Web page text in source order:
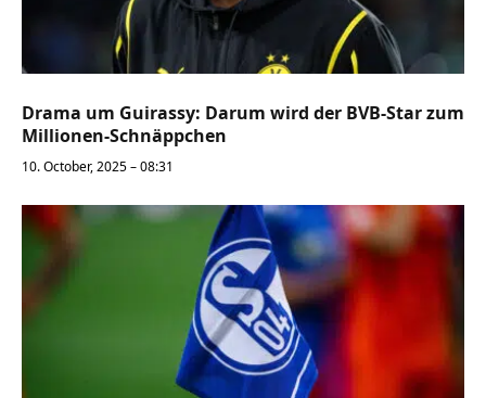
Drama um Guirassy: Darum wird der BVB-Star zum
Millionen-Schnäppchen
10. October, 2025 – 08:31